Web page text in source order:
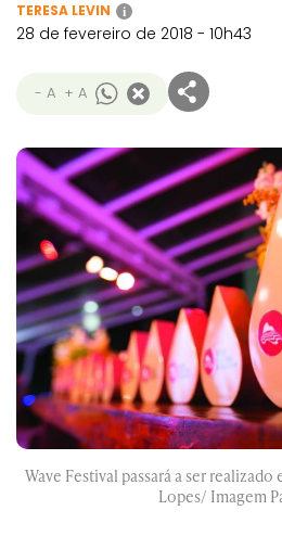
TERESA LEVIN i
28 de fevereiro de 2018 - 10h43
- A + A
Wave Festival passará a ser
Lopes/ Imagem